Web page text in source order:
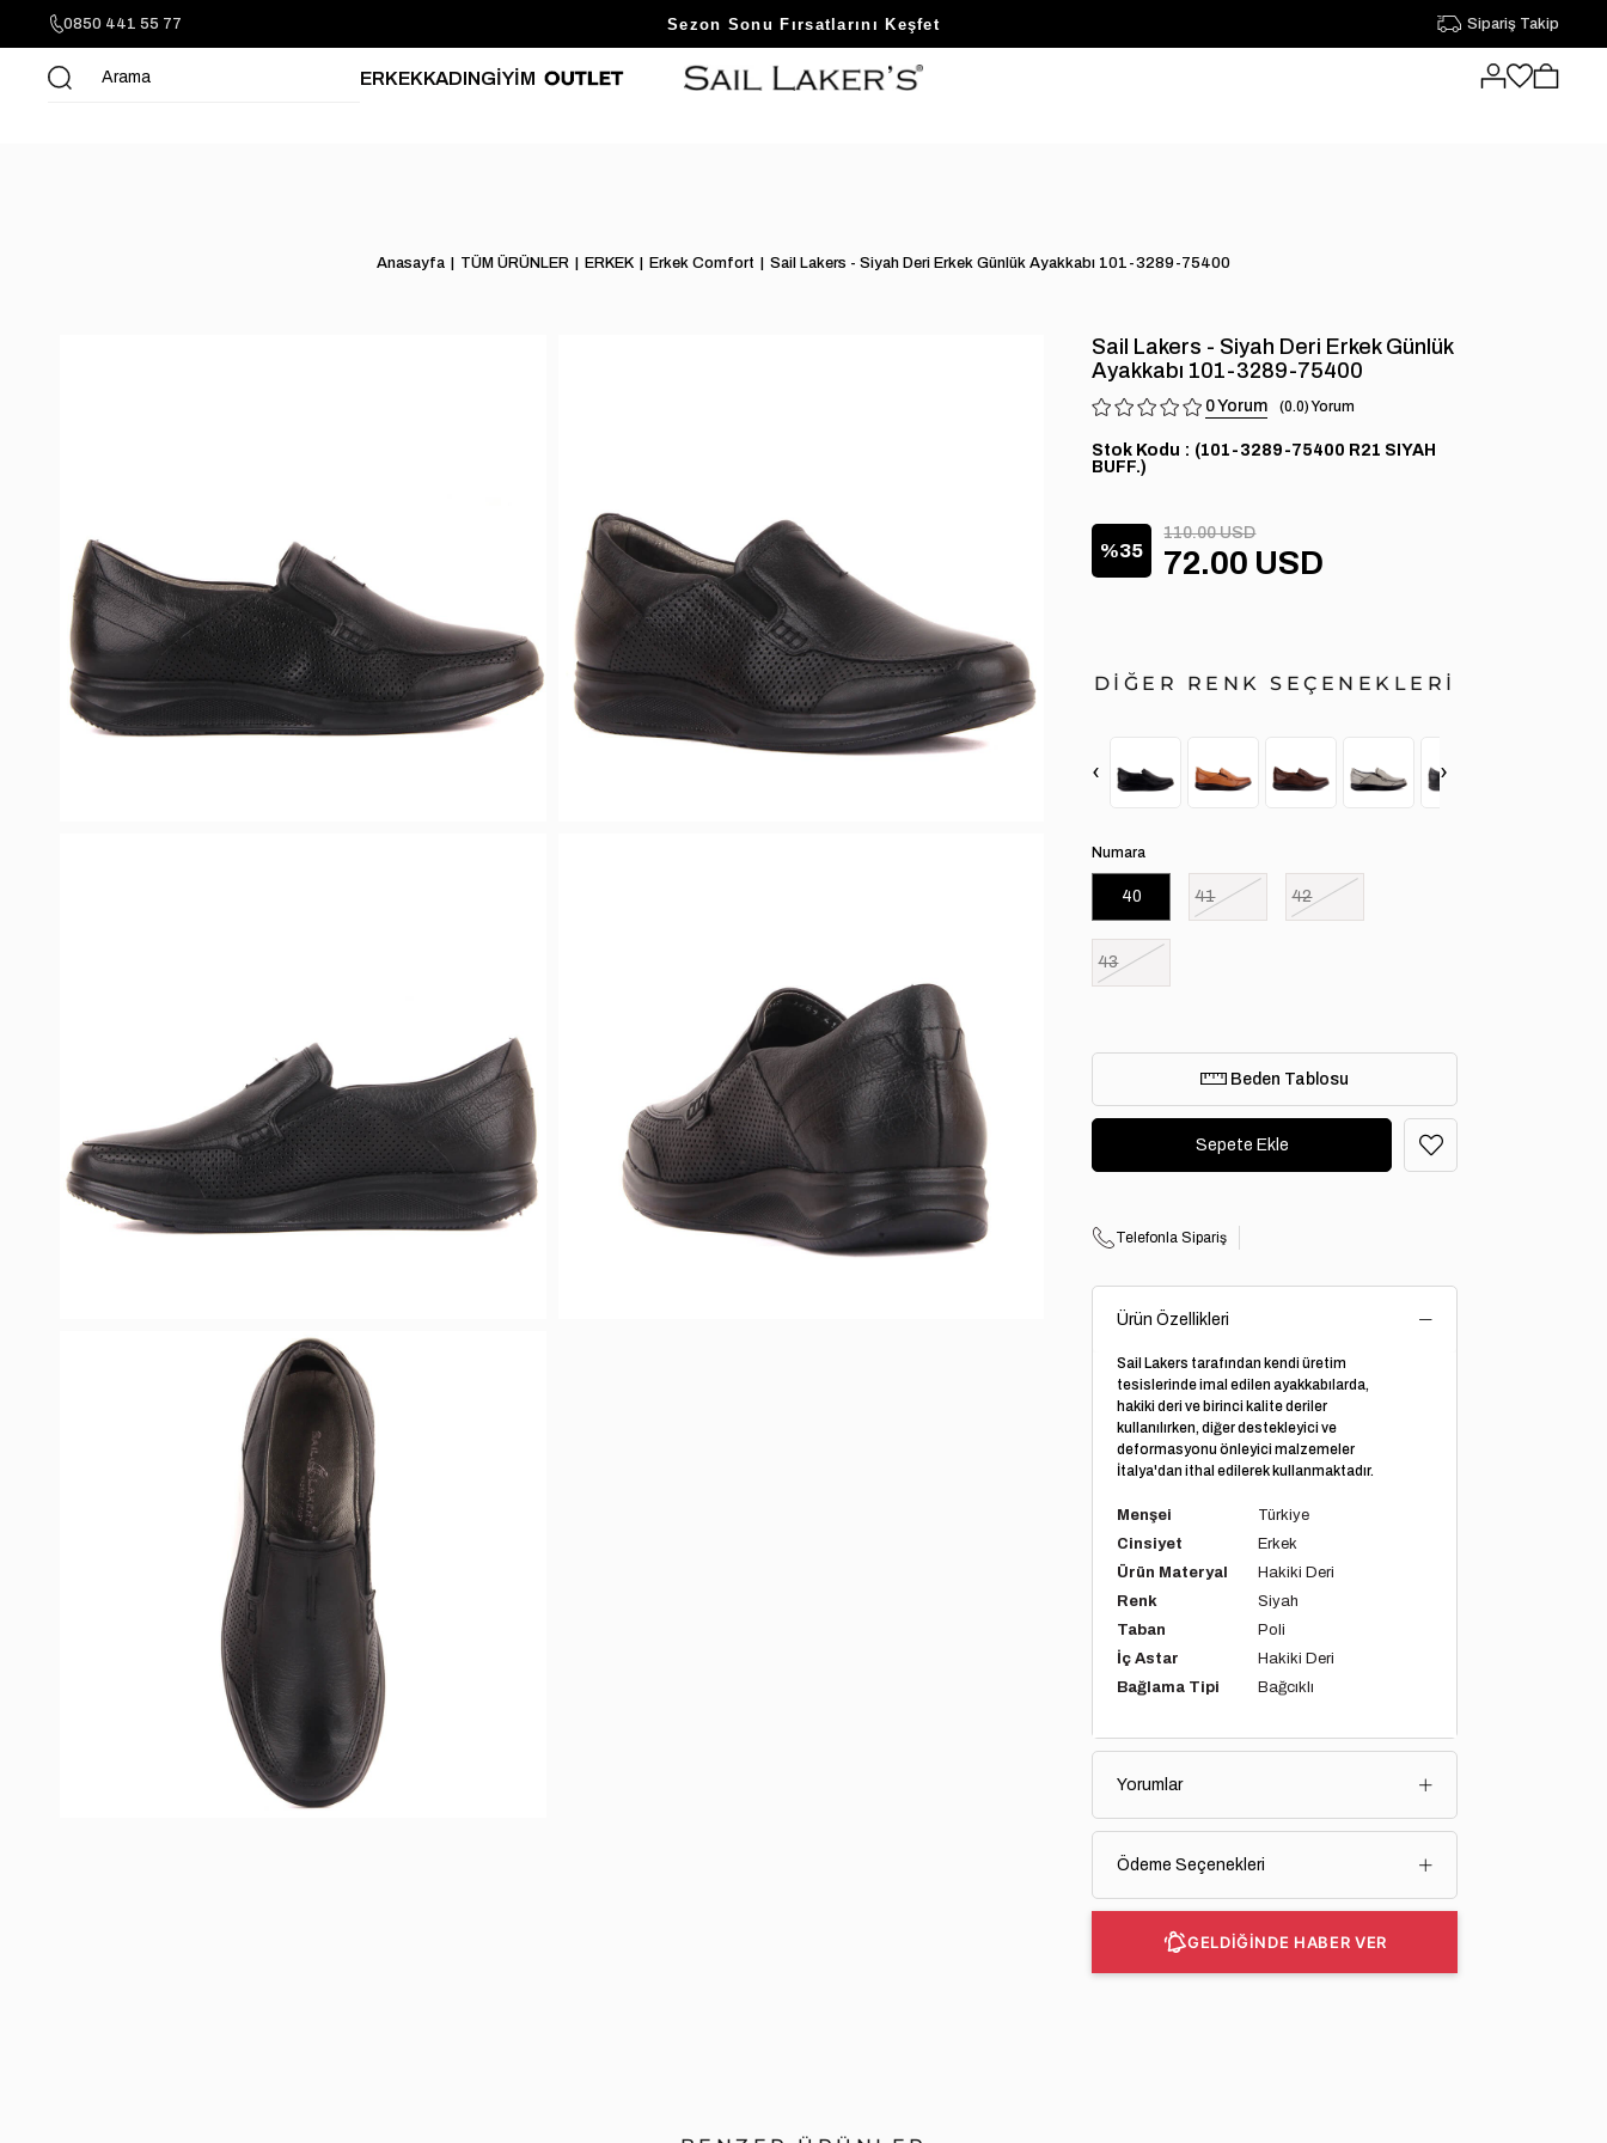
0850 441 55 77 Sezon Sonu Fırsatlarını Keşfet Sipariş Takip
ERKEKKADINGİYİM
Anasayfa TÜM ÜRÜNLER ERKEK Erkek Comfort Sail Lakers - Siyah Deri Erkek Günlük Ayakkabı 101-3289-75400
Sail Lakers - Siyah Deri Erkek Günlük
Ayakkabı 101-3289-75400
0 0.0
Stok Kodu
(101-3289-75400 R21 SIYAH
BUFF.)
35
110.00 USD
72.00 USD
DİĞER RENK SEÇENEKLERİ
‹ ›
Numara
40 41 42
43
Beden Tablosu
Telefonla Sipariş
Ürün Özellikleri
Sail Lakers tarafından kendi üretim
tesislerinde imal edilen ayakkabılarda,
hakiki deri ve birinci kalite deriler
kullanılırken, diğer destekleyici ve
deformasyonu önleyici malzemeler
İtalya'dan ithal edilerek kullanmaktadır.
Menşei
Türkiye
Cinsiyet
Erkek
Ürün Materyal
Hakiki Deri
Renk
Siyah
Taban
Poli
İç Astar
Hakiki Deri
Bağlama Tipi
Bağcıklı
Yorumlar
Ödeme Seçenekleri
GELDİĞİNDE HABER VER